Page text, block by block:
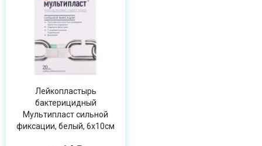
Лейкопластырь
бактерицидный
Мультипласт сильной
фиксации, белый, 6х10см